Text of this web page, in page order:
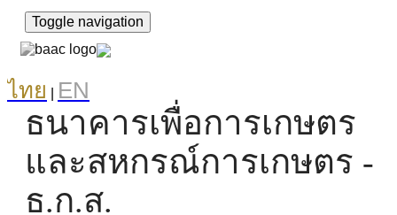
Toggle navigation
ไทย EN
ธนาคารเพื่อการเกษตร
และสหกรณ์การเกษตร -
ธ.ก.ส.